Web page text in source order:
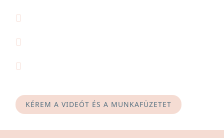
KÉREM A VIDEÓT ÉS A MUNKAFÜZETET